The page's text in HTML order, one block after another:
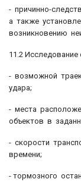
- причинно-
а также
возникновению
11.2
- возможной
удара;
- места
объектов в
- скорости
времени;
- тормозного